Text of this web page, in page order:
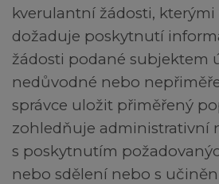
kverulantní žádosti, kterými
dožaduje poskytnutí
žádosti podané subjektem
nedůvodné nebo
správce uložit přiměřený
zohledňuje administrativní
s poskytnutím
nebo sdělení nebo s